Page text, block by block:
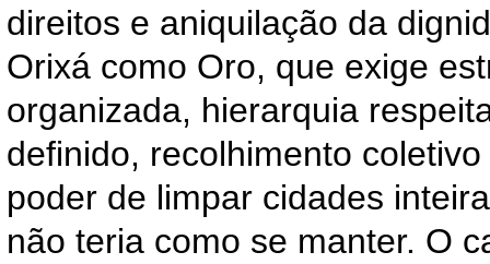
direitos e aniquilação da
Orixá como Oro, que exige
organizada, hierarquia
definido, recolhimento
poder de limpar cidades
não teria como se manter. O